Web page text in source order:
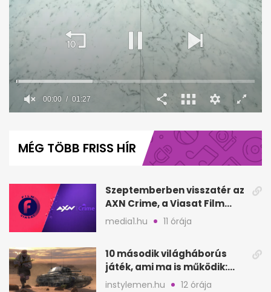
minute,
00:00 01:27
MÉG TÖBB FRISS HÍR
Szeptemberben visszatér az
AXN Crime, a Viasat Film
megszűnik
media1.hu 11 órája
10 második világháborús
játék, ami ma is működik:
hangulat és játékmenet
instylemen.hu 12 órája